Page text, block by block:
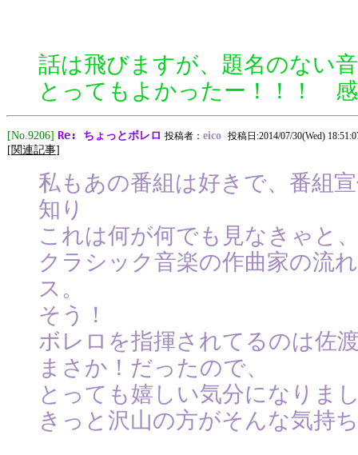
話は飛びますが、題名のない
とってもよかったー！！！
[No.9206] Re: ちょっとボレロ 投稿者： eico 投稿日:2014/07/30(Wed)
[関連記事]
私もあの番組は好きで、番組
知り
これは何が何でも見なきゃと
クラシック音楽の作曲家の流
ス。
そう！
ボレロを指揮されてるのは佐
まさか！だったので、
とっても嬉しい気分になりま
きっと沢山の方がそんな気持